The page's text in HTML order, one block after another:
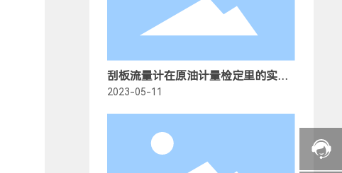
刮板流量计在原油计量检定里的实验
特点
2023-05-11